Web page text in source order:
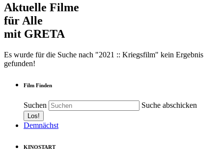
Aktuelle Filme
für Alle
mit GRETA
Es wurde für die Suche nach "2021 :: Kriegsfilm" kein Ergebnis
gefunden!
Film Finden
Suchen Suche abschicken
Demnächst
KINOSTART